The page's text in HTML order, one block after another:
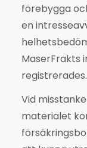
förebygga
en
MaserFrakts
registrerades.
Vid
materialet